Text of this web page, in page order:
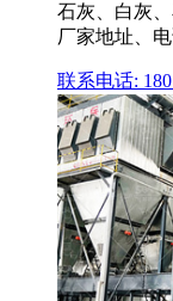
石灰、白灰
厂家地址、
联系电话: 180